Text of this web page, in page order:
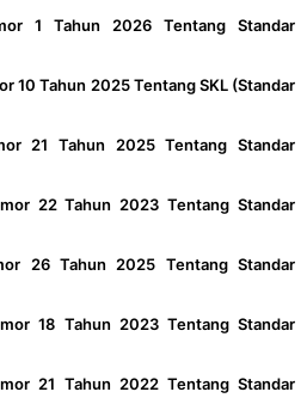
1 Tahun 2026 Tentang Standar
10 Tahun 2025 Tentang SKL (Standar
21 Tahun 2025 Tentang Standar
22 Tahun 2023 Tentang Standar
26 Tahun 2025 Tentang Standar
18 Tahun 2023 Tentang Standar
21 Tahun 2022 Tentang Standar